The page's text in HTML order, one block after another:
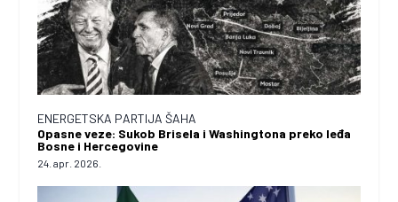
ENERGETSKA PARTIJA ŠAHA
Opasne veze: Sukob Brisela i Washingtona preko leđa
Bosne i Hercegovine
24. apr. 2026.